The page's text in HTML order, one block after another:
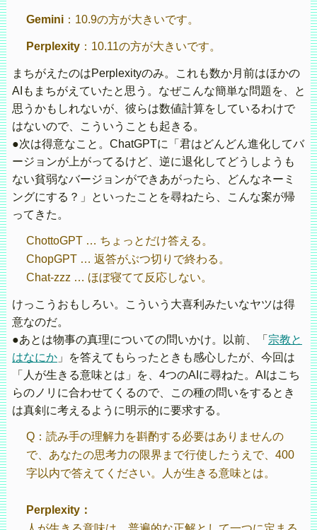
Gemini：10.9の方が大きいです。
Perplexity：10.11の方が大きいです。
まちがえたのはPerplexityのみ。これも数か月前はほかの
AIもまちがえていたと思う。なぜこんな簡単な問題を、と
思うかもしれないが、彼らは数値計算をしているわけで
はないので、こういうことも起きる。
●次は得意なこと。ChatGPTに「君はどんどん進化してバ
ージョンが上がってるけど、逆に退化してどうしようも
ない貧弱なバージョンができあがったら、どんなネーミ
ングにする？」といったことを尋ねたら、こんな案が帰
ってきた。
ChottoGPT … ちょっとだけ答える。
ChopGPT … 返答がぶつ切りで終わる。
Chat-zzz … ほぼ寝てて反応しない。
けっこうおもしろい。こういう大喜利みたいなヤツは得
意なのだ。
●あとは物事の真理についての問いかけ。以前、「 宗教と
はなにか」を答えてもらったときも感心したが、今回は
「人が生きる意味とは」を、4つのAIに尋ねた。AIはこち
らのノリに合わせてくるので、この種の問いをするとき
は真剣に考えるように明示的に要求する。
Q：読み手の理解力を斟酌する必要はありませんの
で、あなたの思考力の限界まで行使したうえで、400
字以内で答えてください。人が生きる意味とは。
Perplexity：